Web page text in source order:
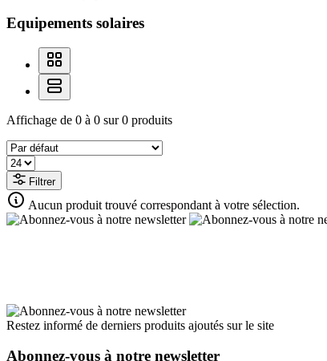
Equipements solaires
Affichage de 0 à 0 sur 0 produits
Filtrer
Aucun produit trouvé correspondant à votre sélection.
Restez informé de derniers produits ajoutés sur le site
Abonnez-vous à notre newsletter